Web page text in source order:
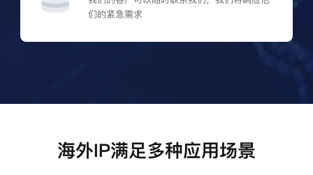
们的紧急需求
海外IP满足多种应用场景